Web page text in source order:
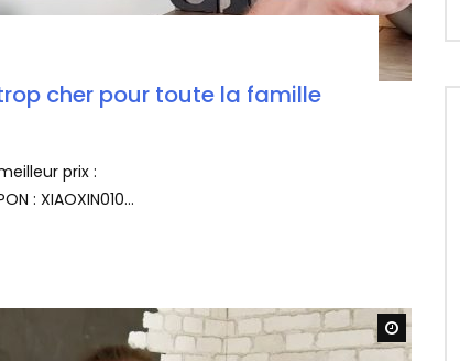
trop cher pour toute la famille
prix :
: XIAOXIN010...
Watch